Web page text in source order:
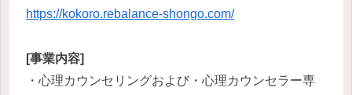
https://kokoro.rebalance-shongo.com/
[事業内容]
・心理カウンセリングおよび・心理カウンセラー専